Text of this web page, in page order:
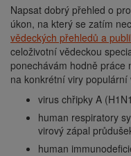
Napsat dobrý přehled o
úkon, na který se zatím
vědeckých přehledů a
celoživotní vědeckou
ponechávám hodně práce
na konkrétní viry
virus chřipky A
human respiratory
virový zápal
human